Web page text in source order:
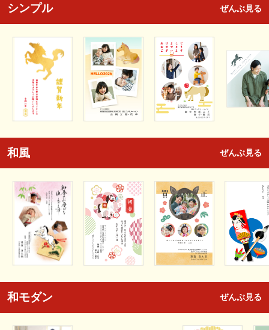
シンプル ぜんぶ見る
和風 ぜんぶ見る
和モダン ぜんぶ見る